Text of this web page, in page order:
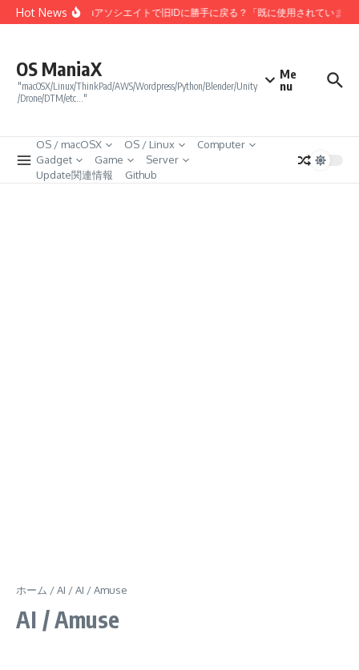
コンテンツへスキップ
Hot NewsAmazonアソシエイトで旧IDに勝手に戻る？「既に使用されています
OS ManiaX
"macOSX/Linux/ThinkPad/AWS/Wordpress/Python/Blender/Unity
/Drone/DTM/etc…"
Me
nu
OS / macOSX OS / Linux
Computer
Gadget
Game
Server
Update関連情報
Github
ホーム /AI /AI / Amuse
AI / Amuse